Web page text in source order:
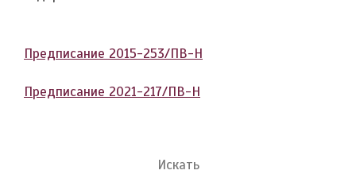
Предписание 2015-253/ПВ-Н
Предписание 2021-217/ПВ-Н
Искать